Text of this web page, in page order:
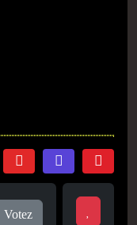
Votez